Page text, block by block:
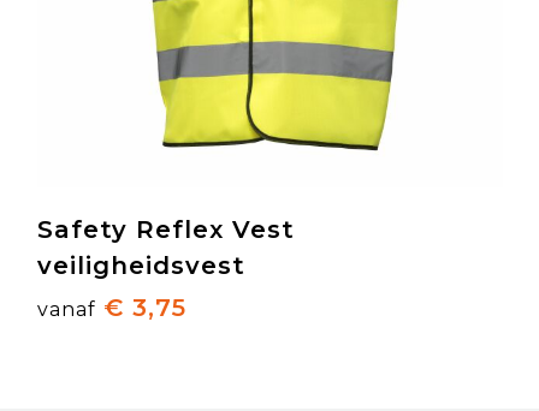
Safety Reflex Vest
veiligheidsvest
vanaf € 3,75